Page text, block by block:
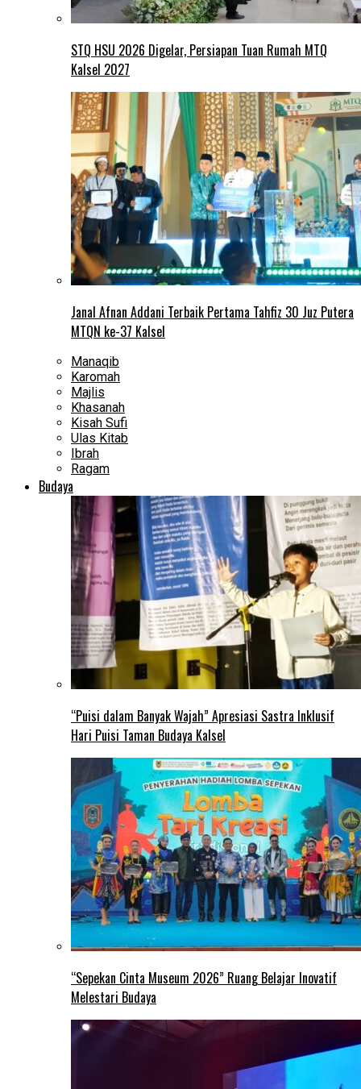
STQ HSU 2026 Digelar, Persiapan Tuan Rumah MTQ
Kalsel 2027
Janal Afnan Addani Terbaik Pertama Tahfiz 30 Juz Putera
MTQN ke-37 Kalsel
Manaqib
Karomah
Majlis
Khasanah
Kisah Sufi
Ulas Kitab
Ibrah
Ragam
Budaya
“Puisi dalam Banyak Wajah” Apresiasi Sastra Inklusif
Hari Puisi Taman Budaya Kalsel
“Sepekan Cinta Museum 2026” Ruang Belajar Inovatif
Melestari Budaya